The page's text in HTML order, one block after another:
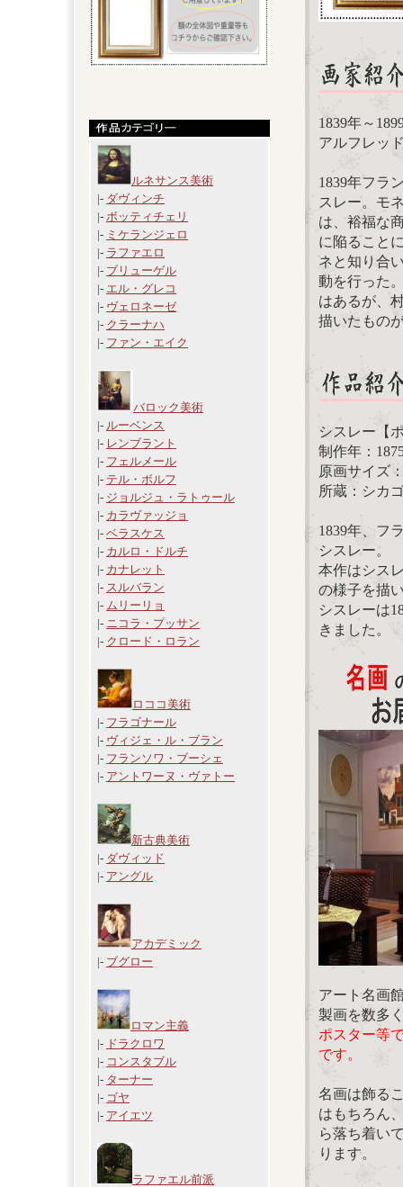
ルネサンス美術
|- ダヴィンチ
|- ボッティチェリ
|- ミケランジェロ
|- ラファエロ
|- ブリューゲル
|- エル・グレコ
|- ヴェロネーゼ
|- クラーナハ
|- ファン・エイク
バロック美術
|- ルーベンス
|- レンブラント
|- フェルメール
|- テル・ボルフ
|- ジョルジュ・ラトゥール
|- カラヴァッジョ
|- ベラスケス
|- カルロ・ドルチ
|- カナレット
|- スルバラン
|- ムリーリョ
|- ニコラ・プッサン
|- クロード・ロラン
ロココ美術
|- フラゴナール
|- ヴィジェ・ル・ブラン
|- フランソワ・ブーシェ
|- アントワーヌ・ヴァトー
新古典美術
|- ダヴィッド
|- アングル
アカデミック
|- ブグロー
ロマン主義
|- ドラクロワ
|- コンスタブル
|- ターナー
|- ゴヤ
|- アイエツ
ラファエル前派
1839年～
アルフレッ
1839年フラ
スレー。モ
は、裕福な
に陥ること
ネと知り合
動を行った
はあるが、
描いたもの
シスレー【
制作年：
原画サイズ
所蔵：シカ
1839年、フ
シスレー。
本作はシス
の様子を描
シスレーは
きました。
アート名画
製画を数多
ポスター等
です。
名画は飾る
はもちろん
ら落ち着い
ります。